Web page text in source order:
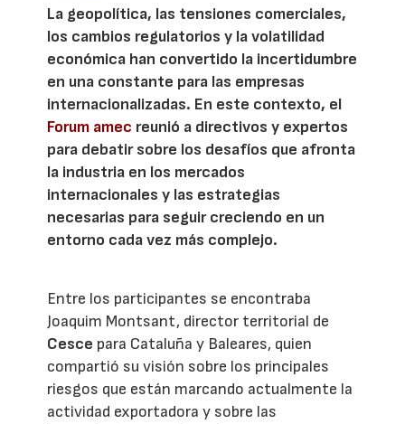
La geopolítica, las tensiones comerciales,
los cambios regulatorios y la volatilidad
económica han convertido la incertidumbre
en una constante para las empresas
internacionalizadas. En este contexto, el
Forum amec reunió a directivos y expertos
para debatir sobre los desafíos que afronta
la industria en los mercados
internacionales y las estrategias
necesarias para seguir creciendo en un
entorno cada vez más complejo.
Entre los participantes se encontraba
Joaquim Montsant, director territorial de
Cesce para Cataluña y Baleares, quien
compartió su visión sobre los principales
riesgos que están marcando actualmente la
actividad exportadora y sobre las